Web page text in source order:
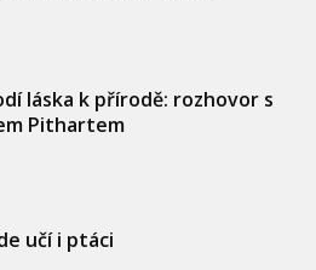
láska k přírodě: rozhovor s
Pithartem
učí i ptáci